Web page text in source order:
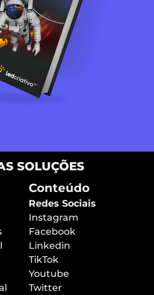
SOLUÇÕES
Conteúdo
Redes Sociais
Instagram
Facebook
Linkedin
TikTok
Youtube
Twitter